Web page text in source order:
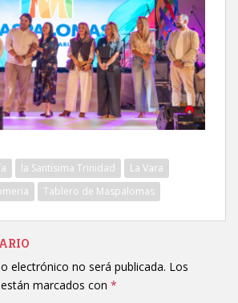
la Santísima Trinidad
La Vara
Tablero de Maspalomas
electrónico no será publicada. Los
marcados con *